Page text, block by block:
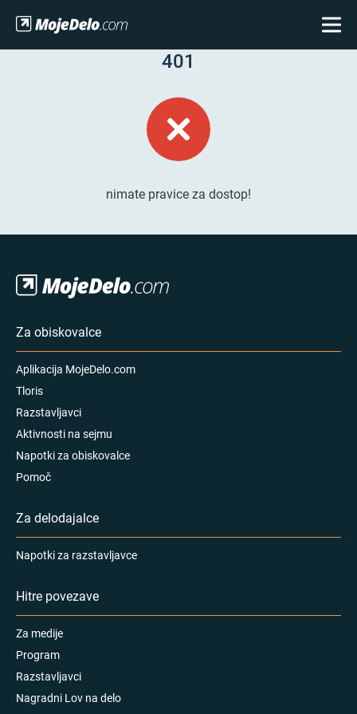
401
nimate pravice za dostop!
Za obiskovalce
Aplikacija MojeDelo.com
Tloris
Razstavljavci
Aktivnosti na sejmu
Napotki za obiskovalce
Pomoč
Za delodajalce
Napotki za razstavljavce
Hitre povezave
Za medije
Program
Razstavljavci
Nagradni Lov na delo